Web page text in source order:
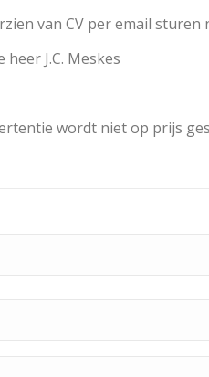
van CV per email sturen
heer J.C. Meskes
wordt niet op prijs